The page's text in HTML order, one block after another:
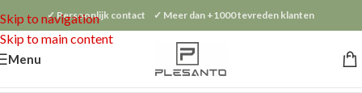
Skip to navigation
Skip to main content
✓ Persoonlijk contact ✓ Meer dan +1000 tevreden klanten
Menu